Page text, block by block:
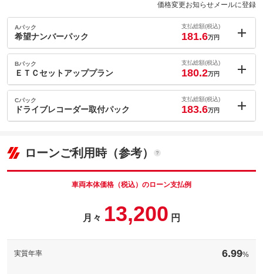
価格変更お知らせメールに登録
Aパック
希望ナンバーパック
支払総額(税込)
181.6万円
内：オプシ
ョン価格
(税込)
車両本体価
168.9万円
このパックの見積もり依頼（無料）
Bパック
ＥＴＣセットアッププラン
支払総額(税込)
180.2万円
内：オプシ
ョン価格
(税込)
車両本体価
パック内容
Cパック
ドライブレコーダー取付パック
支払総額(税込)
183.6万円
車両本体価
168.9
ローンご利用時（参考）
車両本体価格（税込）のローン支払例
月々 13,200 円
実質年率 6.99%